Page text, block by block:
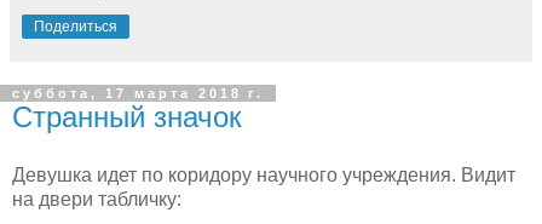
Поделиться
суббота, 17 марта 2018 г.
Странный значок
Девушка идет по коридору научного учреждения. Видит
на двери табличку: